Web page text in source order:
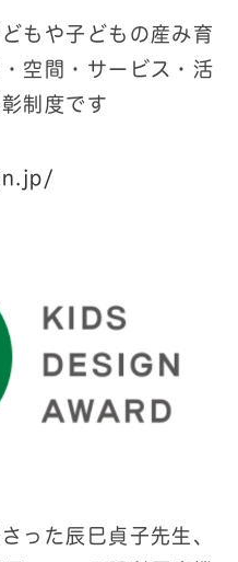
もや子どもの産み育
空間・サービス・活
制度です
った辰巳貞子先生、